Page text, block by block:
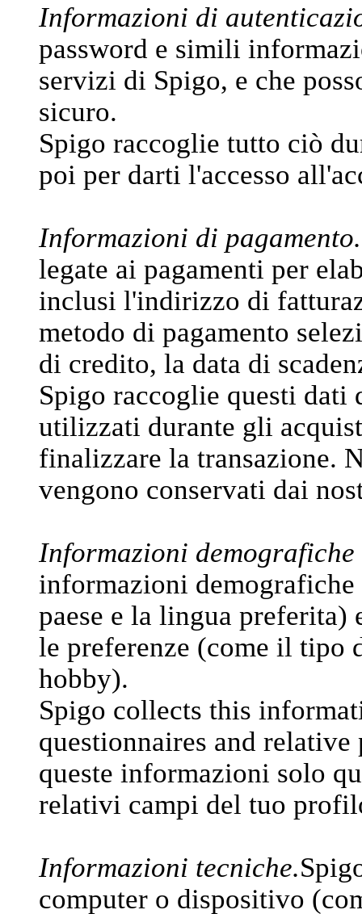
Informazioni di
password e simili
servizi di Spigo, e che
sicuro.
Spigo raccoglie tutto ciò
poi per darti l'accesso
Informazioni di pagamento.
legate ai pagamenti per
inclusi l'indirizzo di
metodo di pagamento
di credito, la data di
Spigo raccoglie questi dati
utilizzati durante gli
finalizzare la transazione.
vengono conservati dai
Informazioni
informazioni
paese e la lingua
le preferenze (come il tipo
hobby).
Spigo collects this
questionnaires and
queste informazioni solo
relativi campi del tuo
Informazioni tecniche.
computer o dispositivo